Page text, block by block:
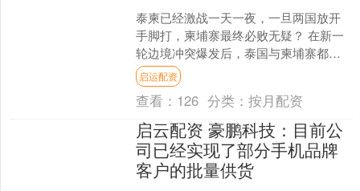
泰柬已经激战一天一夜，一旦两国放开
手脚打，柬埔寨最终必败无疑？ 在新一
轮边境冲突爆发后，泰国与柬埔寨都在
向边境调动军事力量，双方装甲部队均
出现在了边境地区，两国....
启运配资
查看： 126 分类：按月配资
启云配资 豪鹏科技：目前公
司已经实现了部分手机品牌
客户的批量供货